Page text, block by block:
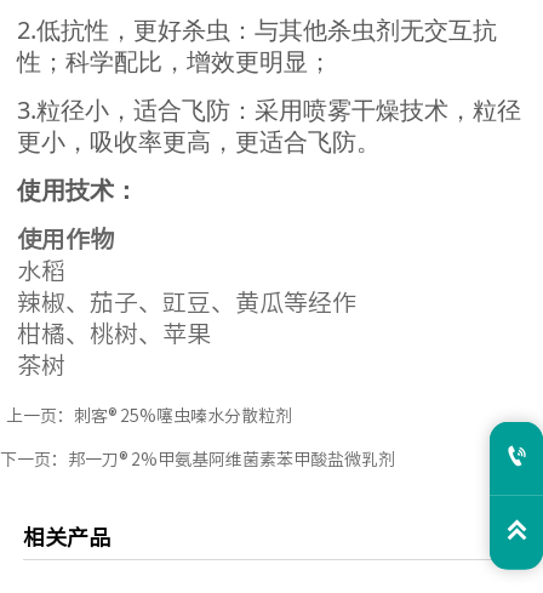
2.低抗性，更好杀虫：与其他杀虫剂无交互抗
性；科学配比，增效更明显；
3.粒径小，适合飞防：采用喷雾干燥技术，粒径
更小，吸收率更高，更适合飞防。
使用技术：
使用作物
水稻
辣椒、茄子、豇豆、黄瓜等经作
柑橘、桃树、苹果
茶树
上一页： 刺客® 25%噻虫嗪水分散粒剂
下一页： 邦一刀® 2%甲氨基阿维菌素苯甲酸盐微乳剂
相关产品

